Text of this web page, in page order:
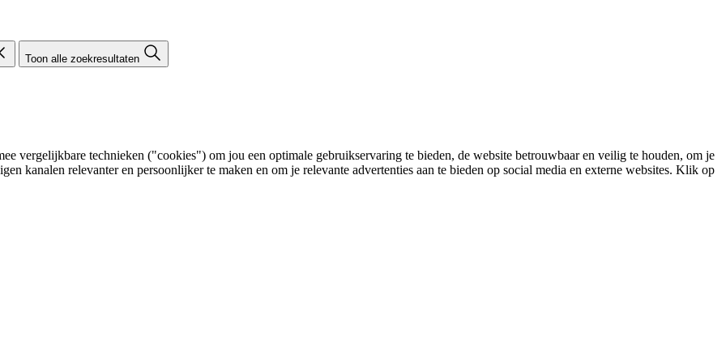
Toon alle zoekresultaten
vergelijkbare technieken ("cookies") om jou een optimale gebruikservaring te bieden, de website betrouwbaar en veilig te houden, om je
kanalen relevanter en persoonlijker te maken en om je relevante advertenties aan te bieden op social media en externe websites. Klik op